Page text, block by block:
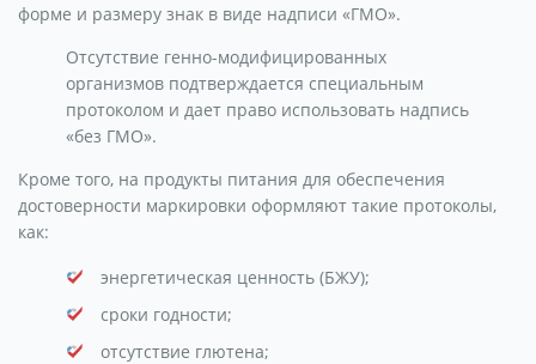
форме и размеру знак в виде надписи «ГМО».
Отсутствие генно-модифицированных
организмов подтверждается специальным
протоколом и дает право использовать надпись
«без ГМО».
Кроме того, на продукты питания для обеспечения
достоверности маркировки оформляют такие протоколы,
как:
энергетическая ценность (БЖУ);
сроки годности;
отсутствие глютена;